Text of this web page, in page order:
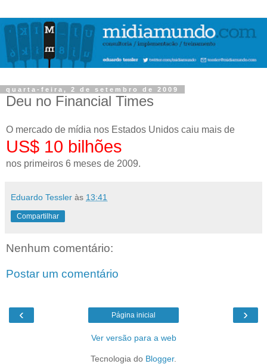
quarta-feira, 2 de setembro de 2009
Deu no Financial Times
O mercado de mídia nos Estados Unidos caiu mais de
US$ 10 bilhões
nos primeiros 6 meses de 2009.
Eduardo Tessler às 13:41
Compartilhar
Nenhum comentário:
Postar um comentário
‹ ›
Página inicial
Ver versão para a web
Tecnologia do Blogger.